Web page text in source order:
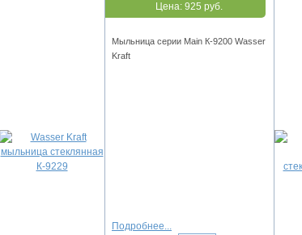
Цена: 925 руб.
Мыльница серии Main К-9200 Wasser
Kraft
Подробнее...